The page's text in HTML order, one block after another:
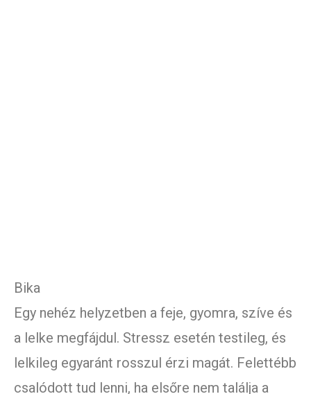
Bika
Egy nehéz helyzetben a feje, gyomra, szíve és
a lelke megfájdul. Stressz esetén testileg, és
lelkileg egyaránt rosszul érzi magát. Felettébb
csalódott tud lenni, ha elsőre nem találja a